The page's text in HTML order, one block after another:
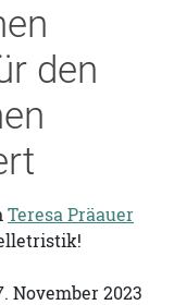
den
Teresa Präauer
November 2023